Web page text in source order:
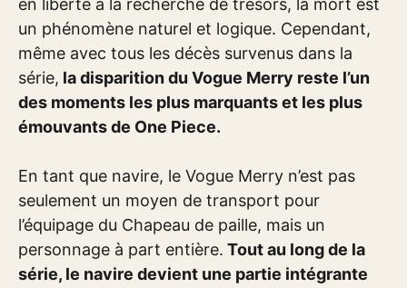
en liberté à la recherche de trésors, la mort est
un phénomène naturel et logique. Cependant,
même avec tous les décès survenus dans la
série, la disparition du Vogue Merry reste l’un
des moments les plus marquants et les plus
émouvants de One Piece.
En tant que navire, le Vogue Merry n’est pas
seulement un moyen de transport pour
l’équipage du Chapeau de paille, mais un
personnage à part entière. Tout au long de la
série, le navire devient une partie intégrante